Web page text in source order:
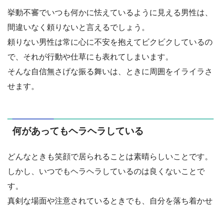
挙動不審でいつも何かに怯えているように見える男性は、
間違いなく頼りないと言えるでしょう。
頼りない男性は常に心に不安を抱えてビクビクしているの
で、それが行動や仕草にも表れてしまいます。
そんな自信無さげな振る舞いは、ときに周囲をイライラさ
せます。
何があってもヘラヘラしている
どんなときも笑顔で居られることは素晴らしいことです。
しかし、いつでもヘラヘラしているのは良くないことで
す。
真剣な場面や注意されているときでも、自分を落ち着かせ